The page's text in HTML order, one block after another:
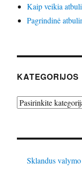
Kaip veikia
Pagrindinė
KATEGORIJOS
Kategorijos
Sklandus